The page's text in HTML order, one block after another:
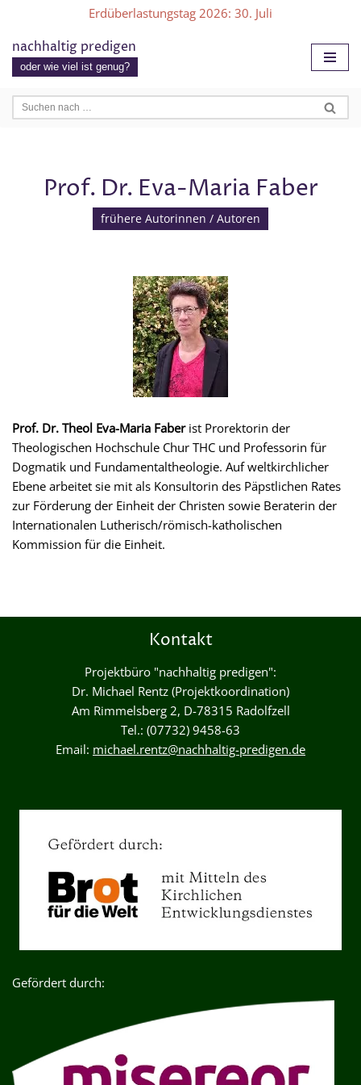
Zum
Inhalt
Erdüberlastungstag 2026: 30. Juli
nachhaltig predigen
oder wie viel ist genug?
Prof. Dr. Eva-Maria Faber
frühere Autorinnen / Autoren
Prof. Dr. Theol Eva-Maria Faberist Prorektorin der
Theologischen Hochschule Chur THC und Professorin für
Dogmatik und Fundamentaltheologie. Auf weltkirchlicher
Ebene arbeitet sie mit als Konsultorin des Päpstlichen Rates
zur Förderung der Einheit der Christen sowie Beraterin der
Internationalen Lutherisch/römisch-katholischen
Kommission für die Einheit.
Kontakt
Projektbüro "nachhaltig predigen":
Dr. Michael Rentz (Projektkoordination)
Am Rimmelsberg 2, D-78315 Radolfzell
Tel.: (07732) 9458-63
Email: michael.rentz@nachhaltig-predigen.de
Gefördert durch: